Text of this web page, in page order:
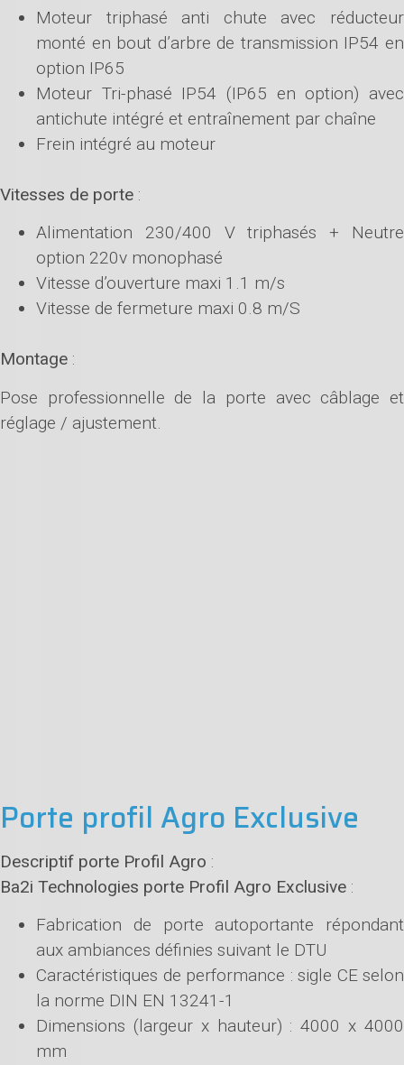
Moteur triphasé anti chute avec réducteur
monté en bout d’arbre de transmission IP54 en
option IP65
Moteur Tri-phasé IP54 (IP65 en option) avec
antichute intégré et entraînement par chaîne
Frein intégré au moteur
Vitesses de porte :
Alimentation 230/400 V triphasés + Neutre
option 220v monophasé
Vitesse d’ouverture maxi 1.1 m/s
Vitesse de fermeture maxi 0.8 m/S
Montage :
Pose professionnelle de la porte avec câblage et
réglage / ajustement.
Porte profil Agro Exclusive
Descriptif porte Profil Agro :
Ba2i Technologies porte Profil Agro Exclusive :
Fabrication de porte autoportante répondant
aux ambiances définies suivant le DTU
Caractéristiques de performance : sigle CE selon
la norme DIN EN 13241-1
Dimensions (largeur x hauteur) : 4000 x 4000
mm